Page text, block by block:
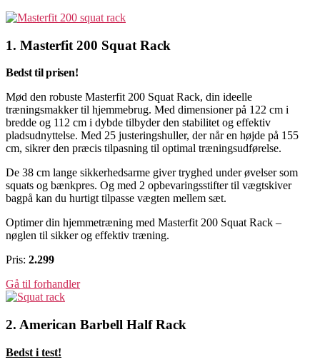
1. Masterfit 200 Squat Rack
Bedst til prisen!
Mød den robuste Masterfit 200 Squat Rack, din ideelle
træningsmakker til hjemmebrug. Med dimensioner på 122 cm i
bredde og 112 cm i dybde tilbyder den stabilitet og effektiv
pladsudnyttelse. Med 25 justeringshuller, der når en højde på 155
cm, sikrer den præcis tilpasning til optimal træningsudførelse.
De 38 cm lange sikkerhedsarme giver tryghed under øvelser som
squats og bænkpres. Og med 2 opbevaringsstifter til vægtskiver
bagpå kan du hurtigt tilpasse vægten mellem sæt.
Optimer din hjemmetræning med Masterfit 200 Squat Rack –
nøglen til sikker og effektiv træning.
Pris: 2.299
Gå til forhandler
2. American Barbell Half Rack
Bedst i test!